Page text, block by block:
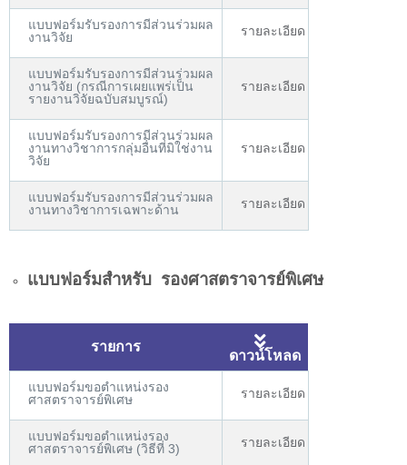
แบบฟอร์มรับรองการมีส่วนร่วมผล
งานวิจัย
รายละเอียด
แบบฟอร์มรับรองการมีส่วนร่วมผล
งานวิจัย (กรณีการเผยแพร่เป็น
รายงานวิจัยฉบับสมบูรณ์)
รายละเอียด
แบบฟอร์มรับรองการมีส่วนร่วมผล
งานทางวิชาการกลุ่มอื่นที่มิใช่งาน
วิจัย
รายละเอียด
แบบฟอร์มรับรองการมีส่วนร่วมผล
งานทางวิชาการเฉพาะด้าน
รายละเอียด
แบบฟอร์มสำหรับ รองศาสตราจารย์พิเศษ
รายการ
ดาวน์โหลด
แบบฟอร์มขอตำแหน่งรอง
ศาสตราจารย์พิเศษ
รายละเอียด
แบบฟอร์มขอตำแหน่งรอง
ศาสตราจารย์พิเศษ (วิธีที่ 3)
รายละเอียด